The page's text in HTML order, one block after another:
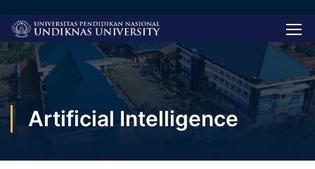
Artificial Intelligence